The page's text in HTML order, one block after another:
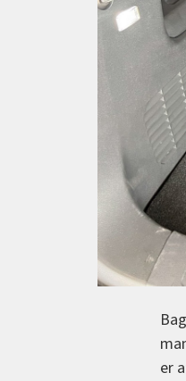
er